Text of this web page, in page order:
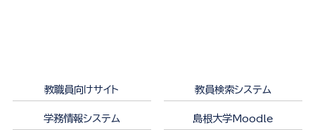
教職員向けサイト 教員検索システム
学務情報システム 島根大学Moodle